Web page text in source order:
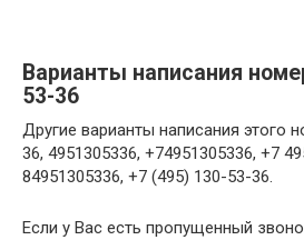
Варианты написания
53-36
Другие варианты написания этого
36, 4951305336, +74951305336, +7
84951305336, +7 (495) 130-53-36.
Если у Вас есть пропущенный